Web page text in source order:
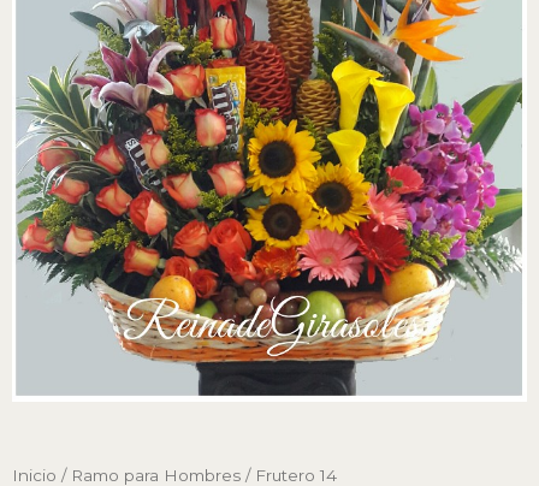
Inicio / Ramo para Hombres / Frutero 14